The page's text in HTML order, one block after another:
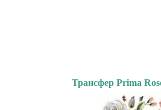
Трансфер Prima